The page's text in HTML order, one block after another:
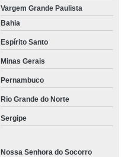
Vargem Grande Paulista
Bahia
Espírito Santo
Minas Gerais
Pernambuco
Rio Grande do Norte
Sergipe
Nossa Senhora do Socorro